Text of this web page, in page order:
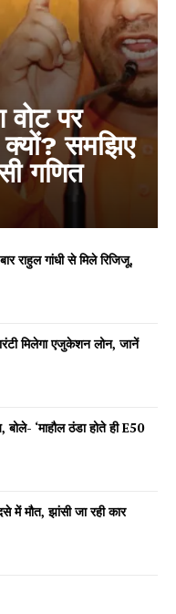
on AIN
वोट पर
समझिए
गणित
राहुल गांधी से मिले रिजिजू,
मिलेगा एजुकेशन लोन, जानें
‘माहौल ठंडा होते ही E50
मौत, झांसी जा रही कार